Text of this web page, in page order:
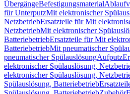
ÜbergängeBefestigungsmaterial
für UnterputzMit elektronischer
NetzbetriebErsatzteile für Mit
NetzbetriebMit elektronischer
BatteriebetriebErsatzteile für Mit
BatteriebetriebMit pneumatischer
pneumatischer SpülauslösungAufputz
elektronischer Spülauslösung,
elektronischer Spülauslösung,
Spülauslösung, Batteriebetrieb